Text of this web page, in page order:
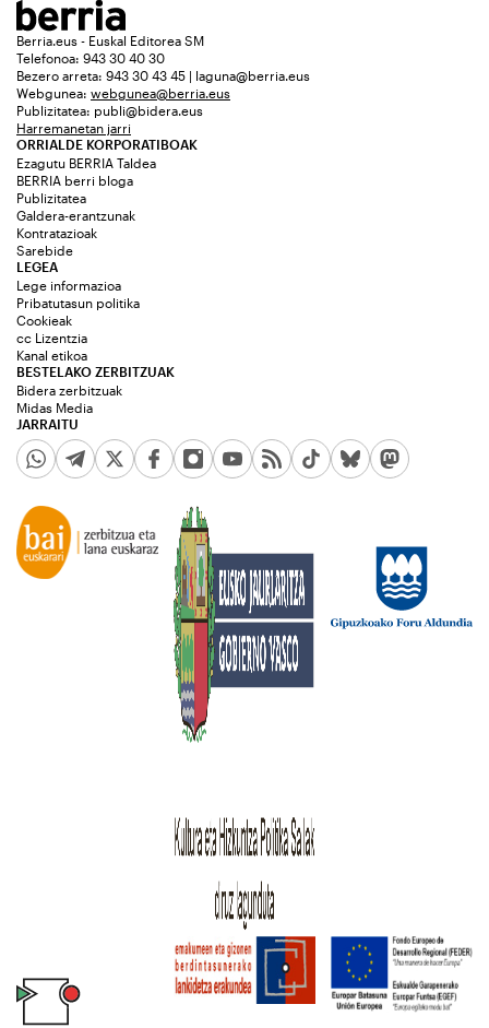
Berria.eus - Euskal Editorea SM
Telefonoa: 943 30 40 30
Bezero arreta: 943 30 43 45 | laguna@berria.eus
Webgunea: webgunea@berria.eus
Publizitatea: publi@bidera.eus
Harremanetan jarri
ORRIALDE KORPORATIBOAK
Ezagutu BERRIA Taldea
BERRIA berri bloga
Publizitatea
Galdera-erantzunak
Kontratazioak
Sarebide
JARRAITU
LEGEA
Lege informazioa
Pribatutasun politika
Cookieak
cc Lizentzia
Kanal etikoa
BESTELAKO ZERBITZUAK
Bidera zerbitzuak
Midas Media